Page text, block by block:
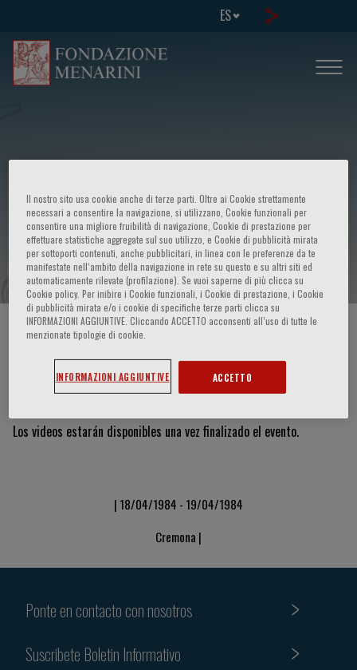
ES
International conference - Tumor
viruses: current basic concepts and
their role in human cancer
HOME PAGE / CURSOS Y EVENTOS
Vídeos y diapositivas
Los videos estarán disponibles una vez finalizado el evento.
| 18/04/1984 - 19/04/1984
Cremona |
Ponte en contacto con nosotros
Suscribete Boletin Informativo
Il nostro sito usa cookie anche di terze parti. Oltre ai Cookie strettamente
necessari a consentire la navigazione, si utilizzano, Cookie funzionali per
consentire una migliore fruibilità di navigazione, Cookie di prestazione per
effettuare statistiche aggregate sul suo utilizzo, e Cookie di pubblicità mirata
per sottoporti contenuti, anche pubblicitari, in linea con le preferenze da te
manifestate nell‘ambito della navigazione in rete su questo e su altri siti ed
automaticamente rilevate (profilazione). Se vuoi saperne di più clicca su
Cookie policy. Per inibire i Cookie funzionali, i Cookie di prestazione, i Cookie
di pubblicità mirata e/o i cookie di specifiche terze parti clicca su
INFORMAZIONI AGGIUNTIVE. Cliccando ACCETTO acconsenti all’uso di tutte le
menzionate tipologie di cookie.
INFORMAZIONI AGGIUNTIVE ACCETTO